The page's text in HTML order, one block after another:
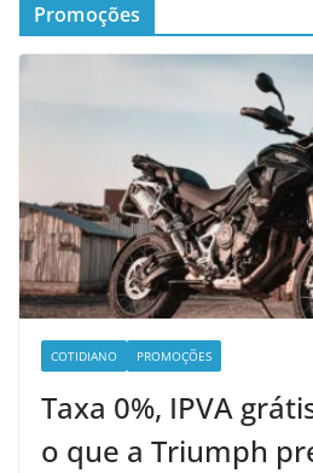
Promoções
COTIDIANO PROMOÇÕES
Taxa 0%, IPVA
o que a Triumph